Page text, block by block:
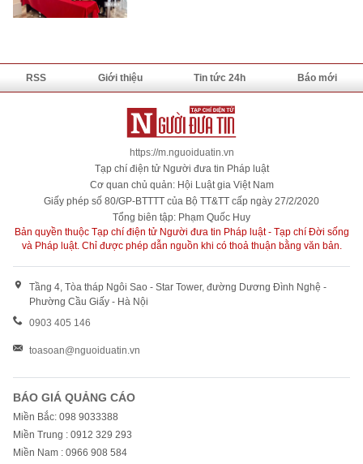
RSS Giới thiệu Tin tức 24h Báo mới
https://m.nguoiduatin.vn
Tạp chí điện tử Người đưa tin Pháp luật
Cơ quan chủ quản: Hội Luật gia Việt Nam
Giấy phép số 80/GP-BTTTT của Bộ TT&TT cấp ngày 27/2/2020
Tổng biên tập: Phạm Quốc Huy
Bản quyền thuộc Tạp chí điện tử Người đưa tin Pháp luật - Tạp chí Đời sống
và Pháp luật. Chỉ được phép dẫn nguồn khi có thoả thuận bằng văn bản.
Tầng 4, Tòa tháp Ngôi Sao - Star Tower, đường Dương Đình Nghệ -
Phường Cầu Giấy - Hà Nội
0903 405 146
toasoan@nguoiduatin.vn
BÁO GIÁ QUẢNG CÁO
Miền Bắc: 098 9033388
Miền Trung : 0912 329 293
Miền Nam : 0966 908 584